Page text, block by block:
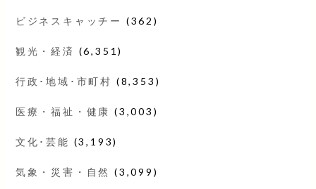
ビジネスキャッチー (362)
観光・経済 (6,351)
行政･地域･市町村 (8,353)
医療・福祉・健康 (3,003)
文化･芸能 (3,193)
気象・災害・自然 (3,099)